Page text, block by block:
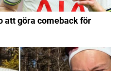
att göra comeback för